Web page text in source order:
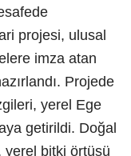
projesi, ulusal
imza atan
Projede
yerel Ege
getirildi. Doğal
yerel bitki örtüsü